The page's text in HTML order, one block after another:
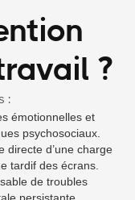
?
:
émotionnelles et
psychosociaux.
directe d’une charge
tardif des écrans.
de troubles